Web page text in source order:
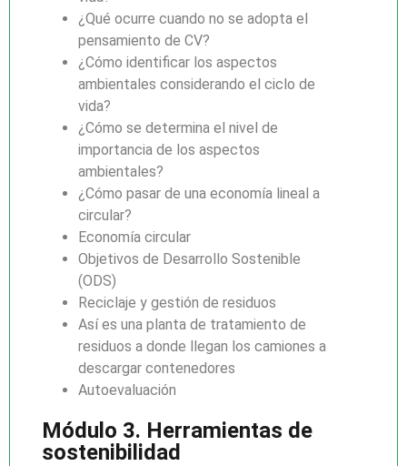
¿Qué ocurre cuando no se adopta el
pensamiento de CV?
¿Cómo identificar los aspectos
ambientales considerando el ciclo de
vida?
¿Cómo se determina el nivel de
importancia de los aspectos
ambientales?
¿Cómo pasar de una economía lineal a
circular?
Economía circular
Objetivos de Desarrollo Sostenible
(ODS)
Reciclaje y gestión de residuos
Así es una planta de tratamiento de
residuos a donde llegan los camiones a
descargar contenedores
Autoevaluación
Módulo 3. Herramientas de
sostenibilidad